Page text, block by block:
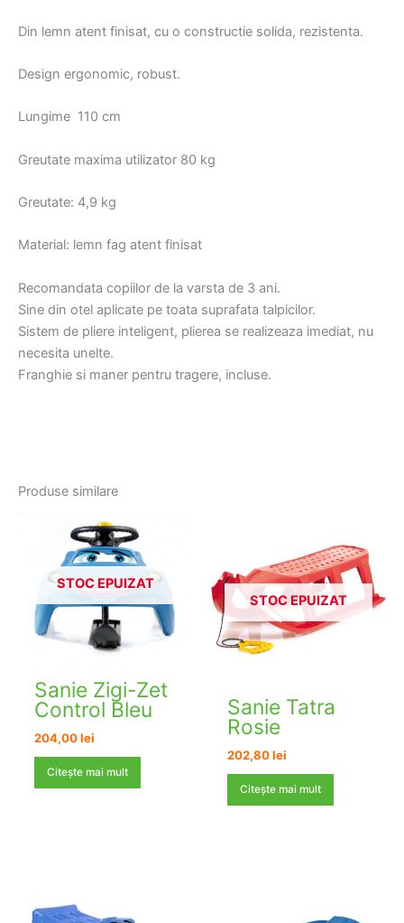
Din lemn atent finisat, cu o constructie solida, rezistenta.
Design ergonomic, robust.
Lungime 110 cm
Greutate maxima utilizator 80 kg
Greutate: 4,9 kg
Material: lemn fag atent finisat
Recomandata copiilor de la varsta de 3 ani.
Sine din otel aplicate pe toata suprafata talpicilor.
Sistem de pliere inteligent, plierea se realizeaza imediat, nu
necesita unelte.
Franghie si maner pentru tragere, incluse.
Produse similare
STOC EPUIZAT
Sanie Zigi-Zet
Control Bleu
204,00lei
Citește mai mult
STOC EPUIZAT
Sanie Tatra
Rosie
202,80lei
Citește mai mult